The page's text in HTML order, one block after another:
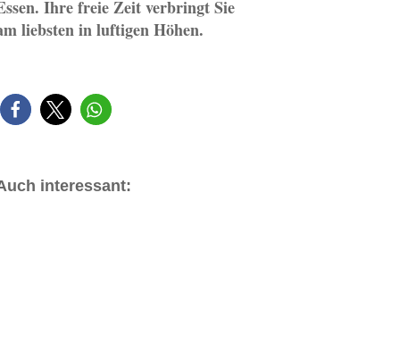
Ihre freie Zeit verbringt Sie
liebsten in luftigen Höhen.
interessant: